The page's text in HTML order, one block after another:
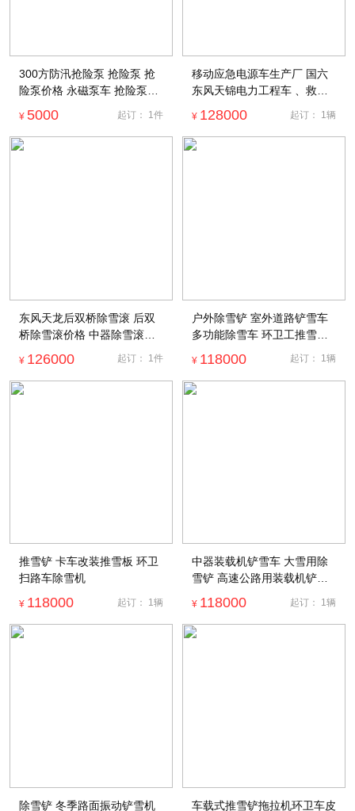
300方防汛抢险泵 抢险泵 抢
险泵价格 永磁泵车 抢险泵配
¥ 5000 起订： 1件
移动应急电源车生产厂 国六
东风天锦电力工程车 、救险
程救险车厂家，应急电源车价
格，东风天锦救险车
¥ 128000 起订： 1辆
东风天龙后双桥除雪滚 后双
桥除雪滚价格 中器除雪滚厂
家 东风天龙除雪滚生产厂家
东风天龙除雪滚生产厂家 除
雪设备厂家 扫雪设备
¥ 126000 起订： 1件
户外除雪铲 室外道路铲雪车
多功能除雪车 环卫工推雪板
¥ 118000 起订： 1辆
推雪铲 卡车改装推雪板 环卫
扫路车除雪机
¥ 118000 起订： 1辆
中器装载机铲雪车 大雪用除
雪铲 高速公路用装载机铲雪
车 厂家供货
¥ 118000 起订： 1辆
除雪铲 冬季路面振动铲雪机
车载式推雪铲拖拉机环卫车皮